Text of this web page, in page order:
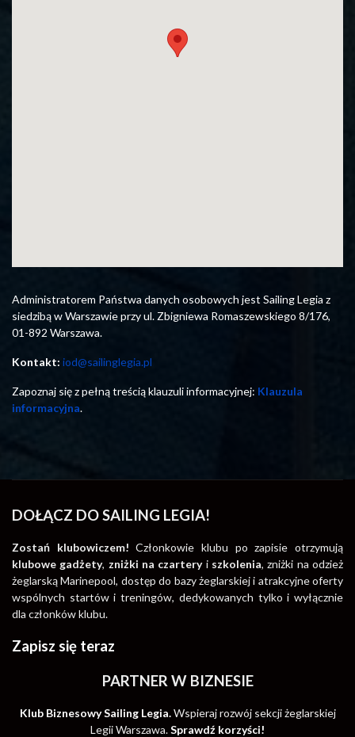
Administratorem Państwa danych osobowych jest Sailing Legia z
siedzibą w Warszawie przy ul. Zbigniewa Romaszewskiego 8/176,
01-892 Warszawa.
Kontakt: iod@sailinglegia.pl
Zapoznaj się z pełną treścią klauzuli informacyjnej: Klauzula
informacyjna.
DOŁĄCZ DO SAILING LEGIA!
Zostań klubowiczem! Członkowie klubu po zapisie otrzymują
klubowe gadżety, zniżki na czarteryi szkolenia, zniżki na odzież
żeglarską Marinepool, dostęp do bazy żeglarskiej i atrakcyjne oferty
wspólnych startów i treningów, dedykowanych tylko i wyłącznie
dla członków klubu.
Zapisz się teraz
PARTNER W BIZNESIE
Klub Biznesowy Sailing Legia.Wspieraj rozwój sekcji żeglarskiej
Legii Warszawa.Sprawdź korzyści!